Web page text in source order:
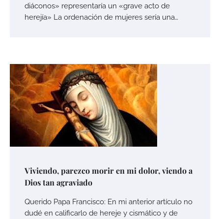
diáconos» representaría un «grave acto de
herejía» La ordenación de mujeres sería una…
Viviendo, parezco morir en mi dolor, viendo a
Dios tan agraviado
Querido Papa Francisco: En mi anterior artículo no
dudé en calificarlo de hereje y cismático y de